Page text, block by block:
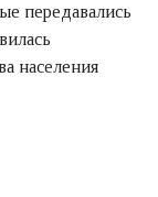
передавались
населения